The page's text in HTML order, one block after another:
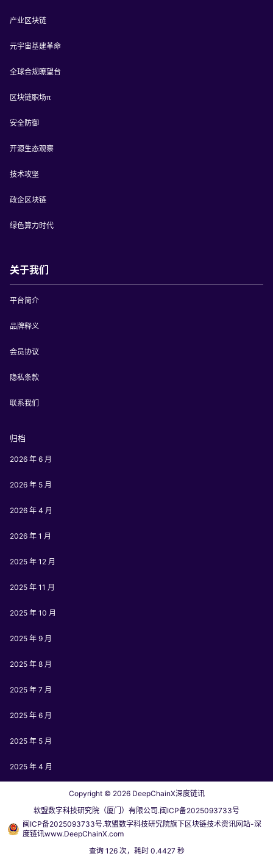
产业区块链
元宇宙基建革命
全球合规瞭望台
区块链职场π
安全防御
开源生态观察
技术攻坚
政企区块链
绿色算力时代
关于我们
平台简介
品牌释义
会员协议
隐私条款
联系我们
归档
2026 年 6 月
2026 年 5 月
2026 年 4 月
2026 年 1 月
2025 年 12 月
2025 年 11 月
2025 年 10 月
2025 年 9 月
2025 年 8 月
2025 年 7 月
2025 年 6 月
2025 年 5 月
2025 年 4 月
Copyright © 2026DeepChainX深度链讯
软盟数字科技研究院（厦门）有限公司.闽ICP备2025093733号
闽ICP备2025093733号.软盟数字科技研究院旗下区块链技术资讯网站-深
度链讯www.DeepChainX.com
查询 126 次，耗时 0.4427 秒